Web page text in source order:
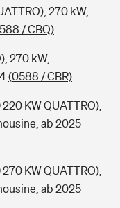
270 kW,
/ CBQ)
270 kW,
(0588 / CBR)
KW QUATTRO),
ab 2025
KW QUATTRO),
ab 2025